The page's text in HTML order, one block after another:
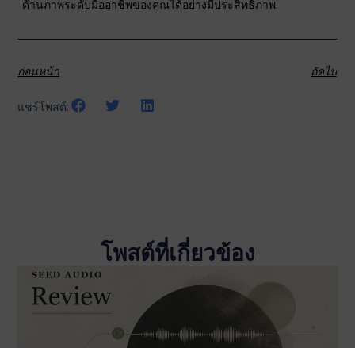
ด้านภาพระดับมืออาชีพของคุณได้อย่างมีประสิทธิภาพ.
ก่อนหน้า ถัดไป
แชร์โพสต์:
โพสต์ที่เกี่ยวข้อง